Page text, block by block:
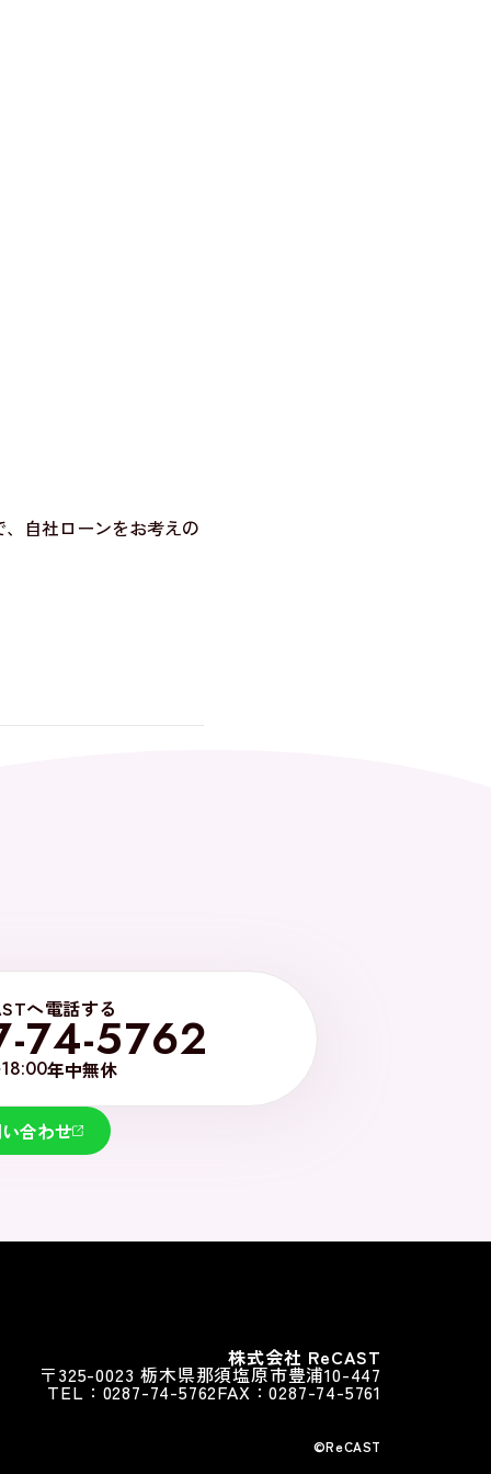
自社ローンをお考えの
へ電話する
74-5762
年中無休
合わせ
株式会社 ReCAST
〒325-0023 栃木県那須塩原市豊浦10-447
TEL：0287-74-5762FAX：0287-74-5761
©︎ReCAST